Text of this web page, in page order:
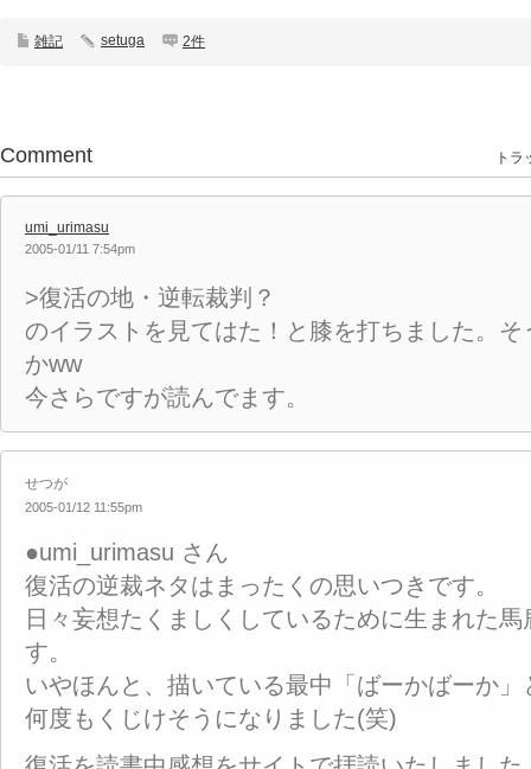
雑記 setuga 2件
Comment トラ
umi_urimasu
2005-01/11 7:54pm
>復活の地・逆転裁判？
のイラストを見てはた！と膝を打ちました。
かww
今さらですが読んでます。
せつが
2005-01/12 11:55pm
●umi_urimasu さん
復活の逆裁ネタはまったくの思いつきです。
日々妄想たくましくしているために生まれた
す。
いやほんと、描いている最中「ばーかばーか
何度もくじけそうになりました(笑)